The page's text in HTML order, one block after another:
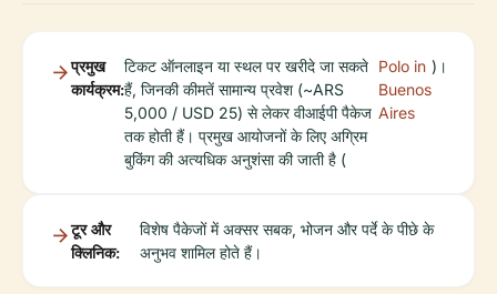
प्रमुख
कार्यक्रम:
टिकट ऑनलाइन या स्थल पर खरीदे जा सकते
हैं, जिनकी कीमतें सामान्य प्रवेश (~ARS
5,000 / USD 25) से लेकर वीआईपी पैकेज
तक होती हैं। प्रमुख आयोजनों के लिए अग्रिम
बुकिंग की अत्यधिक अनुशंसा की जाती है (
Polo in
Buenos
Aires
)।
टूर और
क्लिनिक:
विशेष पैकेजों में अक्सर सबक, भोजन और पर्दे के पीछे के
अनुभव शामिल होते हैं।